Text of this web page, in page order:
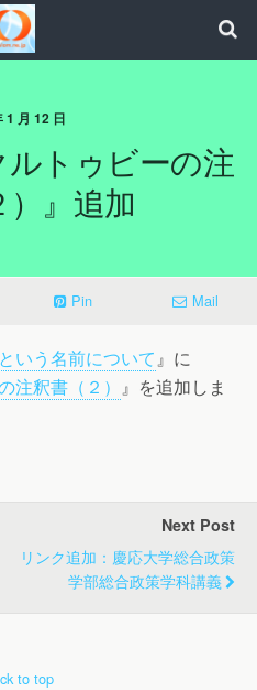
1 月 12 日
ルトゥビーの注
』追加
Pin Mail
いう名前について』に
注釈書（２） 』を追加しま
Next Post
リンク追加：慶応大学総合政策
学部総合政策学科講義
to top